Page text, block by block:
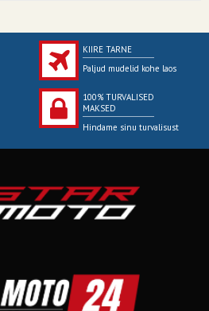
KIIRE TARNE
Paljud mudelid kohe laos
100% TURVALISED
MAKSED
Hindame sinu turvalisust